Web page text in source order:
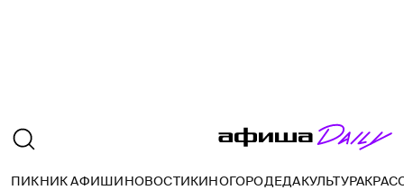
ПИКНИК АФИШИНОВОСТИКИНОГОРОДЕДАКУЛЬТУРА